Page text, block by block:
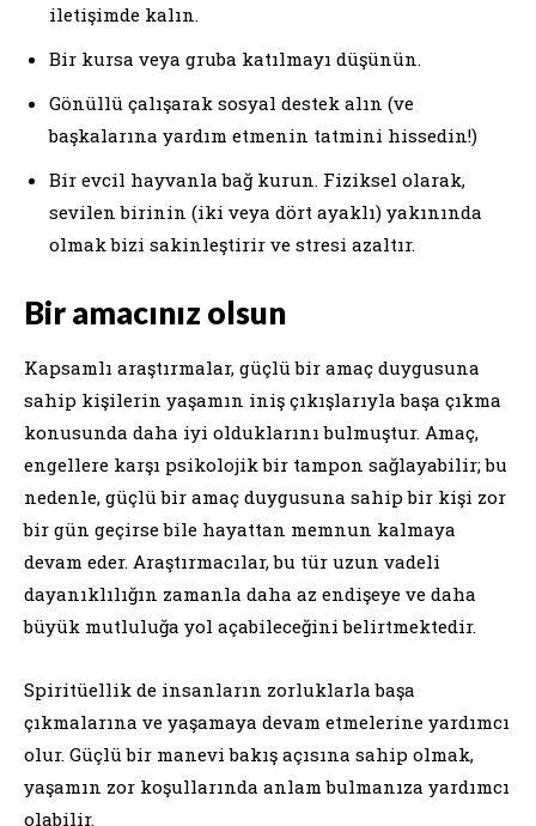
iletişimde kalın.
Bir kursa veya gruba katılmayı düşünün.
Gönüllü çalışarak sosyal destek alın (ve
başkalarına yardım etmenin tatmini hissedin!)
Bir evcil hayvanla bağ kurun. Fiziksel olarak,
sevilen birinin (iki veya dört ayaklı) yakınında
olmak bizi sakinleştirir ve stresi azaltır.
Bir amacınız olsun
Kapsamlı araştırmalar, güçlü bir amaç duygusuna
sahip kişilerin yaşamın iniş çıkışlarıyla başa çıkma
konusunda daha iyi olduklarını bulmuştur. Amaç,
engellere karşı psikolojik bir tampon sağlayabilir; bu
nedenle, güçlü bir amaç duygusuna sahip bir kişi zor
bir gün geçirse bile hayattan memnun kalmaya
devam eder. Araştırmacılar, bu tür uzun vadeli
dayanıklılığın zamanla daha az endişeye ve daha
büyük mutluluğa yol açabileceğini belirtmektedir.
Spiritüellik de insanların zorluklarla başa
çıkmalarına ve yaşamaya devam etmelerine yardımcı
olur. Güçlü bir manevi bakış açısına sahip olmak,
yaşamın zor koşullarında anlam bulmanıza yardımcı
olabilir.